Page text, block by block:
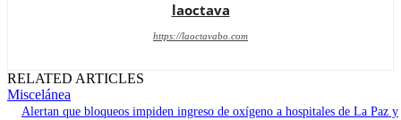
laoctava
https://laoctavabo.com
RELATED ARTICLES
Miscelánea
Alertan que bloqueos impiden ingreso de oxígeno a hospitales de La Paz y